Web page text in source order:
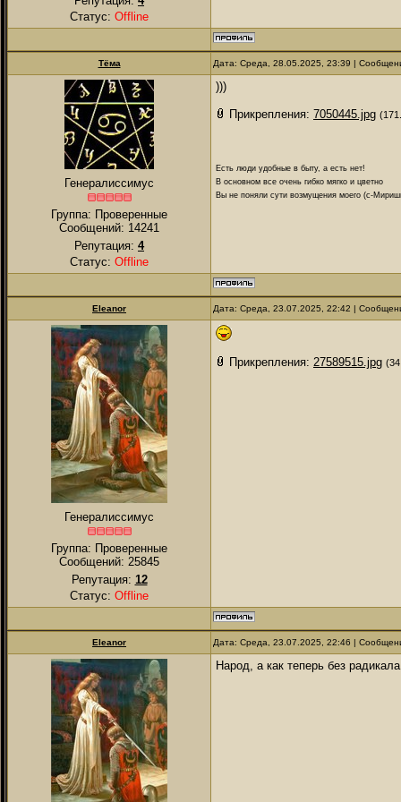
Статус: Offline
Тёма Дата: Среда, 28.05.2025, 23:39 |
Генералиссимус
Группа: Проверенные
Сообщений: 14241
Репутация: 4
Статус: Offline
)))
Прикрепления: 7050445.jpg
Есть люди удобные в быту, а есть нет!
В основном все очень гибко мягко и цветно
Вы не поняли сути возмущения моего (с-
Eleanor Дата: Среда, 23.07.2025, 22:42 |
Генералиссимус
Группа: Проверенные
Сообщений: 25845
Репутация: 12
Статус: Offline
Прикрепления: 27589515.jpg
Eleanor Дата: Среда, 23.07.2025, 22:46 |
Народ, а как теперь без